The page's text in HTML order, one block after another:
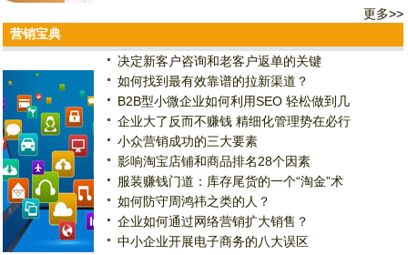
更多>>
营销宝典
决定新客户咨询和老客户返单的关键
如何找到最有效靠谱的拉新渠道？
B2B型小微企业如何利用SEO 轻松做到几
企业大了反而不赚钱 精细化管理势在必行
小众营销成功的三大要素
影响淘宝店铺和商品排名28个因素
服装赚钱门道：库存尾货的一个“淘金”术
如何防守周鸿祎之类的人？
企业如何通过网络营销扩大销售？
中小企业开展电子商务的八大误区